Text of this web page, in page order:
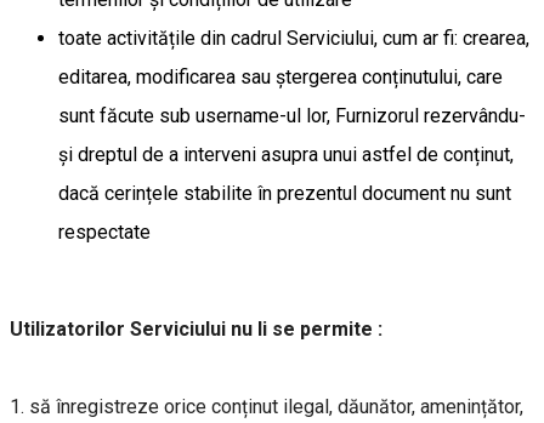
toate activitățile din cadrul Serviciului, cum ar fi: crearea,
editarea, modificarea sau ștergerea conținutului, care
sunt făcute sub username-ul lor, Furnizorul rezervându-
și dreptul de a interveni asupra unui astfel de conținut,
dacă cerințele stabilite în prezentul document nu sunt
respectate
Utilizatorilor Serviciului nu li se permite :
1. să înregistreze orice conținut ilegal, dăunător, amenințător,